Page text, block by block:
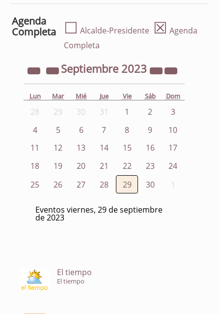
Agenda
Completa
☐ Alcalde-Presidente ☒ Agenda
Completa
Septiembre 2023
Lun Mar Mié Jue Vie Sáb Dom
28 29 30 31 1 2
3
4
5 6 7 8 9
10
11
12 13 14 15 16
17
18
19 20 21 22 23
24
25
26 27 28 29 30 1
Eventos viernes, 29 de septiembre
de 2023
El tiempo
El tiempo